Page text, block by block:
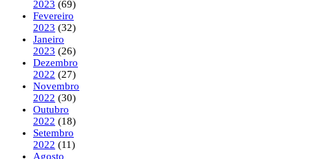
2023 (69)
Fevereiro
2023 (32)
Janeiro
2023 (26)
Dezembro
2022 (27)
Novembro
2022 (30)
Outubro
2022 (18)
Setembro
2022 (11)
Agosto